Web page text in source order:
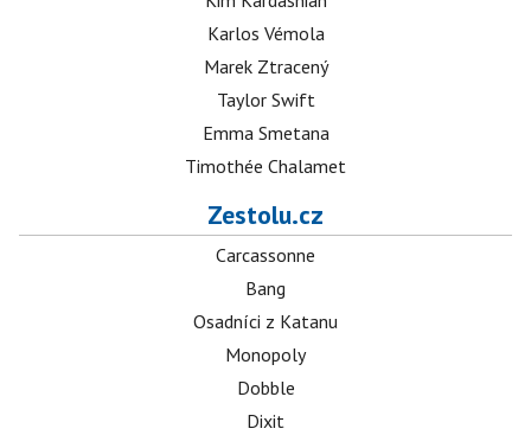
Karlos Vémola
Marek Ztracený
Taylor Swift
Emma Smetana
Timothée Chalamet
Zestolu.cz
Carcassonne
Bang
Osadníci z Katanu
Monopoly
Dobble
Dixit